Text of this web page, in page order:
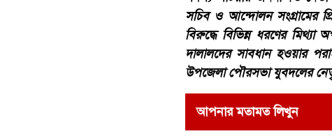
সচিব ও আন্দোলন সংগ্রামের
বিরুদ্ধে বিভিন্ন ধরণের মিথ্যা
দালালদের সাবধান হওয়ার
উপজেলা পৌরসভা যুবদলের
আপনার মতামত লিখুন